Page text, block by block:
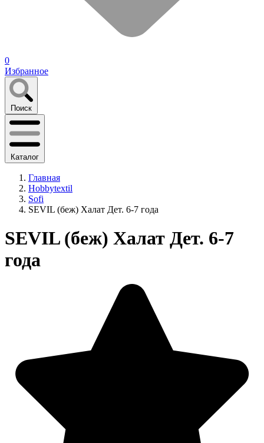
0
Избранное
Поиск
Каталог
Главная
Hobbytextil
Sofi
SEVIL (беж) Халат Дет. 6-7 года
SEVIL (беж) Халат Дет. 6-7
года